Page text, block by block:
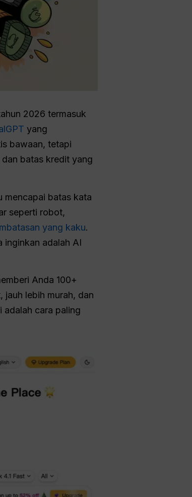
2026 termasuk
yang
bawaan, tetapi
batas kredit yang
mencapai batas kata
seperti robot,
yang kaku.
inginkan adalah AI
Anda 100+
jauh lebih murah, dan
adalah cara paling